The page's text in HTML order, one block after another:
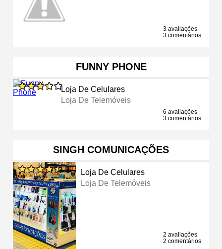
3 avaliações
3 comentários
FUNNY PHONE
Loja De Celulares
Loja De Telemóveis
6 avaliações
3 comentários
SINGH COMUNICAÇÕES
Loja De Celulares
Loja De Telemóveis
2 avaliações
2 comentários